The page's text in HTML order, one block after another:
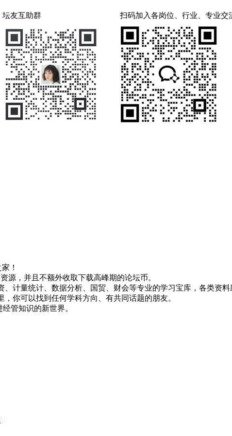
坛友互助群 扫码加入各岗位、行业、专业交
！
源，并且不额外收取下载高峰期的论坛币。
计量统计、数据分析、国贸、财会等专业的学习宝库，各类资
你可以找到任何学科方向、有共同话题的朋友。
管知识的新世界。